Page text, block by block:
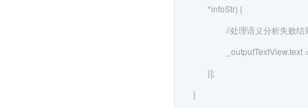
*infoStr) {
//处理语义分析失败结
_outputTextView.text
}];
}